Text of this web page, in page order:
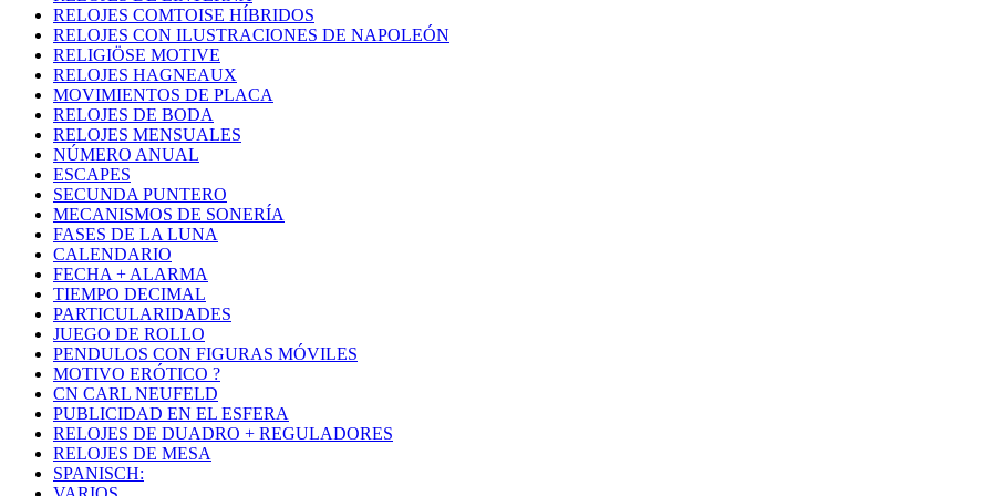
RELOJES COMTOISE HÍBRIDOS
RELOJES CON ILUSTRACIONES DE NAPOLEÓN
RELIGIÖSE MOTIVE
RELOJES HAGNEAUX
MOVIMIENTOS DE PLACA
RELOJES DE BODA
RELOJES MENSUALES
NÚMERO ANUAL
ESCAPES
SECUNDA PUNTERO
MECANISMOS DE SONERÍA
FASES DE LA LUNA
CALENDARIO
FECHA + ALARMA
TIEMPO DECIMAL
PARTICULARIDADES
JUEGO DE ROLLO
PENDULOS CON FIGURAS MÓVILES
MOTIVO ERÓTICO ?
CN CARL NEUFELD
PUBLICIDAD EN EL ESFERA
RELOJES DE DUADRO + REGULADORES
RELOJES DE MESA
SPANISCH: